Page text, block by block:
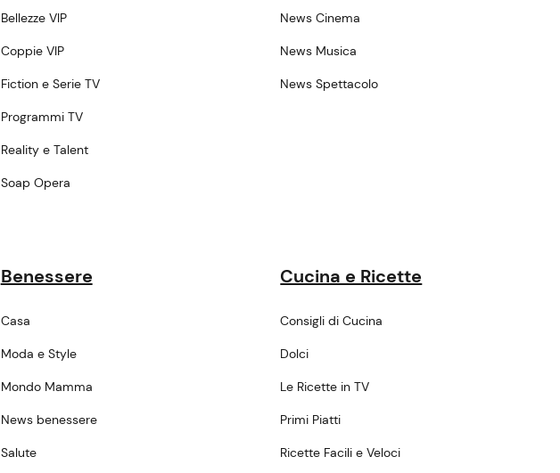
Bellezze VIP
Coppie VIP
Fiction e Serie TV
Programmi TV
Reality e Talent
Soap Opera
News Cinema
News Musica
News Spettacolo
Benessere
Casa
Moda e Style
Mondo Mamma
News benessere
Salute
Cucina e Ricette
Consigli di Cucina
Dolci
Le Ricette in TV
Primi Piatti
Ricette Facili e Veloci